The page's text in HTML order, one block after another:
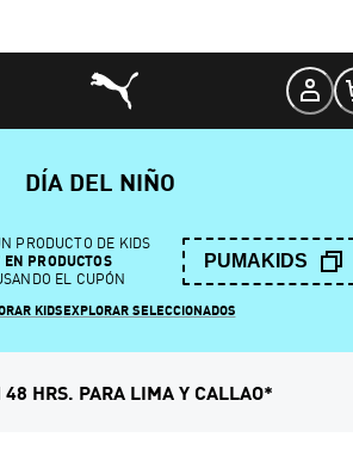
DÍA DEL NIÑO
PRODUCTO DE KIDS
PRODUCTOS
EL CUPÓN
PUMAKIDS
KIDSEXPLORAR SELECCIONADOS
48 HRS. PARA LIMA Y CALLAO*